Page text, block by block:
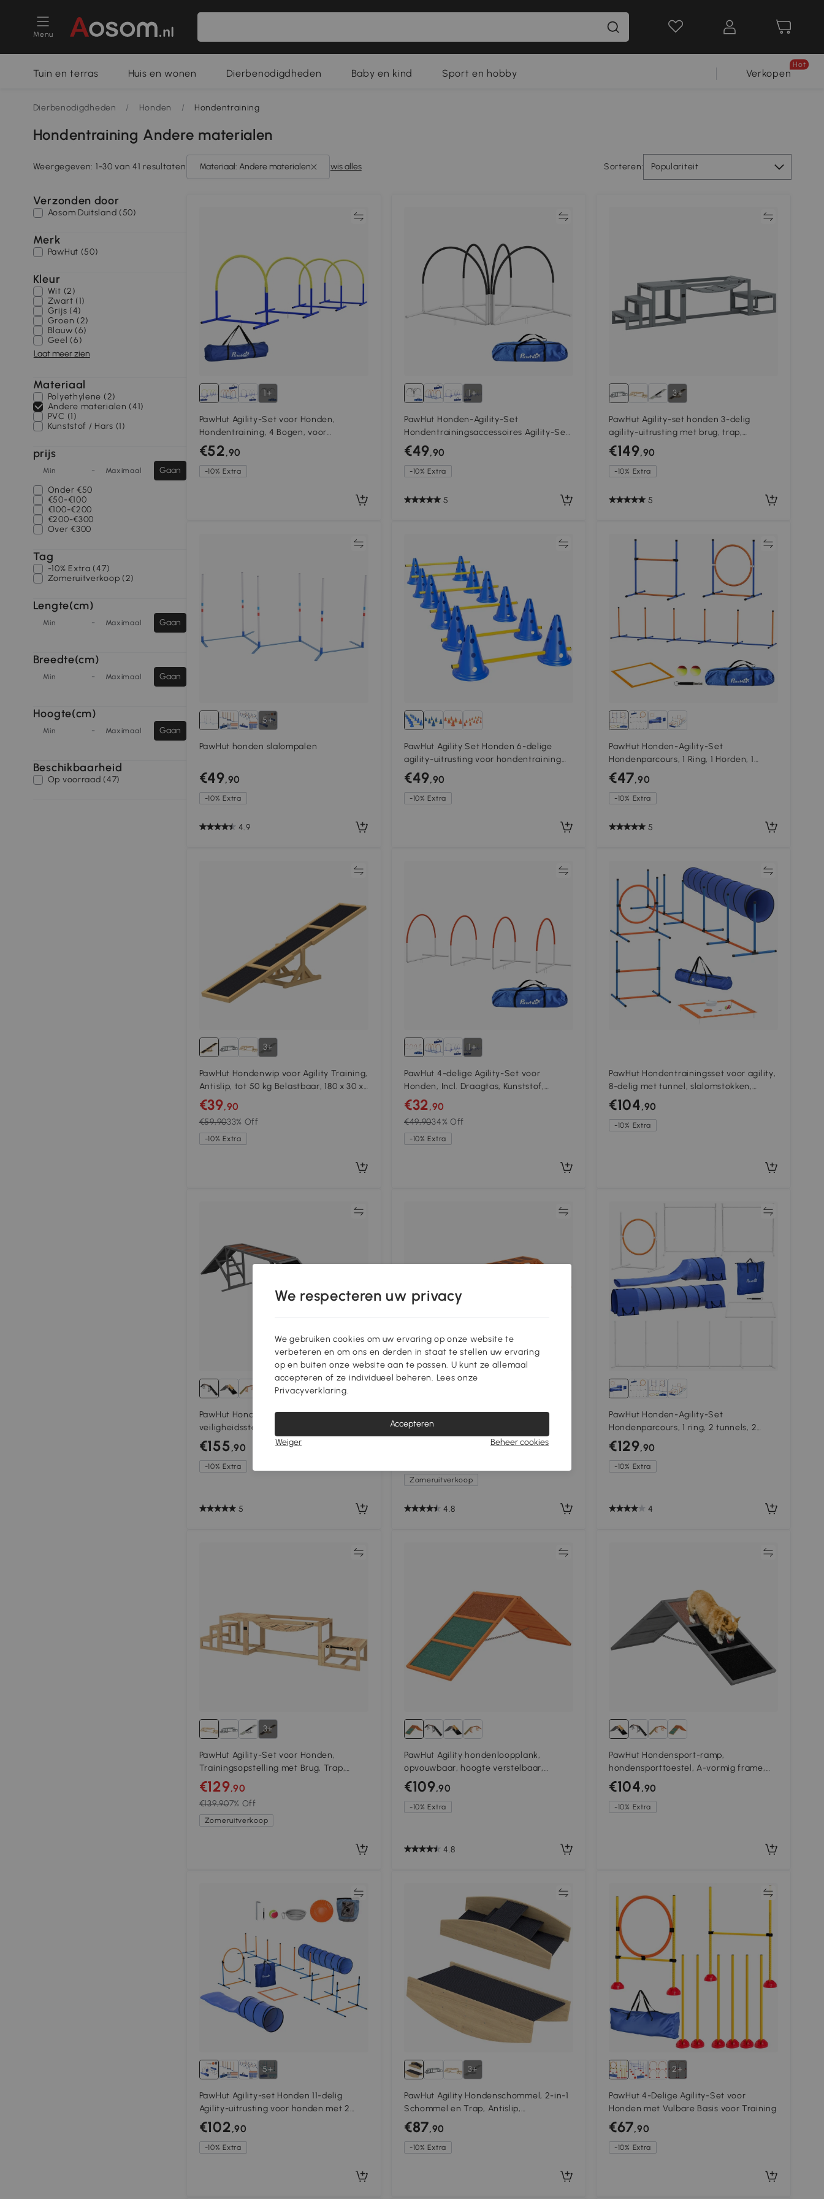
Menu
Tuin en terras Huis en wonen Dierbenodigdheden Baby en kind Sport en hobby Verkopen
Hot
Dierbenodigdheden / Honden / Hondentraining
Hondentraining Andere materialen
Weergegeven: 1-30 van 41 resultaten Sorteren: Populariteit
wis alles
Materiaal: Andere materialen
Verzonden door
Aosom Duitsland (50)
Merk
PawHut (50)
Kleur
Wit (2)
Zwart (1)
Grijs (4)
Groen (2)
Blauw (6)
Geel (6)
Laat meer zien
Materiaal
Polyethylene (2)
Andere materialen (41)
PVC (1)
Kunststof / Hars (1)
prijs
Min - Maximaal
Gaan
Onder €50
€50-€100
€100-€200
€200-€300
Over€300
Tag
-10% Extra (47)
Zomeruitverkoop (2)
Lengte(cm)
Min - Maximaal Gaan
Breedte(cm)
Min - Maximaal Gaan
Hoogte(cm)
Min - Maximaal Gaan
Beschikbaarheid
Op voorraad (47)
1+
PawHut Agility-Set voor Honden,
Hondentraining, 4 Bogen, voor
Beginners, met Draagtas, Blauw+Geel,
88 x 64 x 95cm
€52,90
-10% Extra
1+
PawHut Honden-Agility-Set
Hondentrainingsaccessoires Agility-Set,
4 stuks, 89 x 69 x 99 cm, Wit + Zwart
€49,90
-10% Extra
5
3+
PawHut Agility-set honden 3-delig
agility-uitrusting met brug, trap,
platform, vurenhout, 117 x 50 x 56 cm,
Grijs
€149,90
-10% Extra
5
5+
PawHut honden slalompalen
€49,90
-10% Extra
4.9
PawHut Agility Set Honden 6-delige
agility-uitrusting voor hondentraining
steekhordeset met 12 kegels, 6 horden,
draagtas
€49,90
-10% Extra
Vergelijk
PawHut Honden-Agility-Set
Hondenparcours, 1 Ring, 1 Horden, 1
Slalom-Set, 352 cm x 66 cm x 69 cm,
Blauw + Rood
€47,90
-10% Extra
5
3+
PawHut Hondenwip voor Agility Training,
Antislip, tot 50 kg Belastbaar, 180 x 30 x
30 cm
€39,90
€59,9033% Off
-10% Extra
1+
PawHut 4-delige Agility-Set voor
Honden, Incl. Draagtas, Kunststof,
89x69x99 cm, Wit+Oranje
€32,90
€49,9034% Off
-10% Extra
PawHut Hondentrainingsset voor agility,
8-delig met tunnel, slalomstokken,
verstelbare hindernissen, sprongring,
kom
€104,90
-10% Extra
PawHut Honden Agility-loopplank met
veiligheidsstang antislip oppervlak
weerbestendig Agility-apparaat tot 40
kg 325x55x69 cm Grijs
€155,90
-10% Extra
5
PawHut Agility Hondenloopplank,
Parcours, Anti-slip, Weerbestendig, Hout
335 x 55 x 60 cm, Oranje
Zomeruitverkoop
4.8
Vergelijk
PawHut Honden-Agility-Set
Hondenparcours, 1 ring, 2 tunnels, 2
hindernissen, 321 cm x 63 cm x 93 cm,
Blauw + Rood + Wit
€129,90
-10% Extra
4
3+
PawHut Agility-Set voor Honden,
Trainingsopstelling met Brug, Trap,
Platform, Sparrenhout, voor Grote
Honden tot 40 kg
€129,90
€139,907% Off
Zomeruitverkoop
PawHut Agility hondenloopplank,
opvouwbaar, hoogte verstelbaar,
antislip, Vurenhout, tot 40 kg, 173 x 59 x
66 cm, Oranje/Groen
€109,90
-10% Extra
4.8
PawHut Hondensport-ramp,
hondensporttoestel, A-vormig frame,
antislip oppervlakte, 173 x 59 x 66 cm,
grijs
€104,90
-10% Extra
5+
PawHut Agility-set Honden 11-delig
Agility-uitrusting voor honden met 2
tunnels Hoogteverstelbare springring &
horden Slalomstok
€102,90
-10% Extra
3+
PawHut Agility Hondenschommel, 2-in-1
Schommel en Trap, Antislip,
Dennenhout, 80 x 39,5 cm
€87,90
-10% Extra
2+
PawHut 4-Delige Agility-Set voor
Honden met Vulbare Basis voor Training
€67,90
-10% Extra
We respecteren uw privacy
We gebruiken cookies om uw ervaring op onze website te
verbeteren en om ons en derden in staat te stellen uw ervaring
op en buiten onze website aan te passen. U kunt ze allemaal
accepteren of ze individueel beheren. Lees onze
Privacyverklaring.
Accepteren
Weiger
Beheer cookies